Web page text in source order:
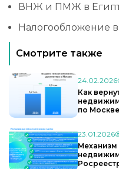
ВНЖ и ПМЖ в
Налогообложение
Смотрите также
24.02.2026
Как
по Москве
23.01.2026
Механизм